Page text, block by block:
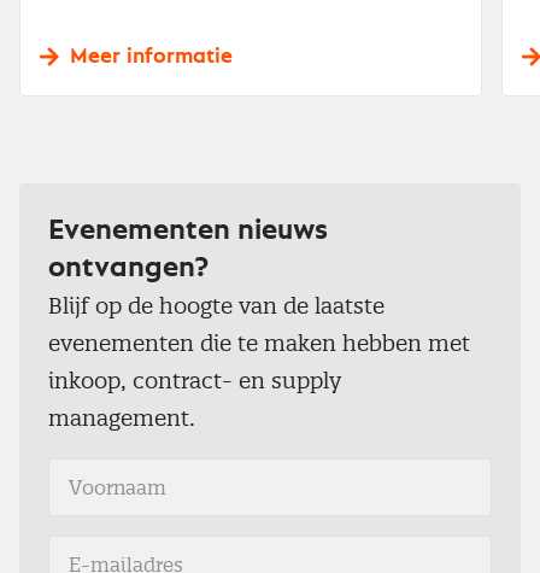
Meer informatie
Evenementen nieuws
ontvangen?
Blijf op de hoogte van de laatste
evenementen die te maken hebben met
inkoop, contract- en supply
management.